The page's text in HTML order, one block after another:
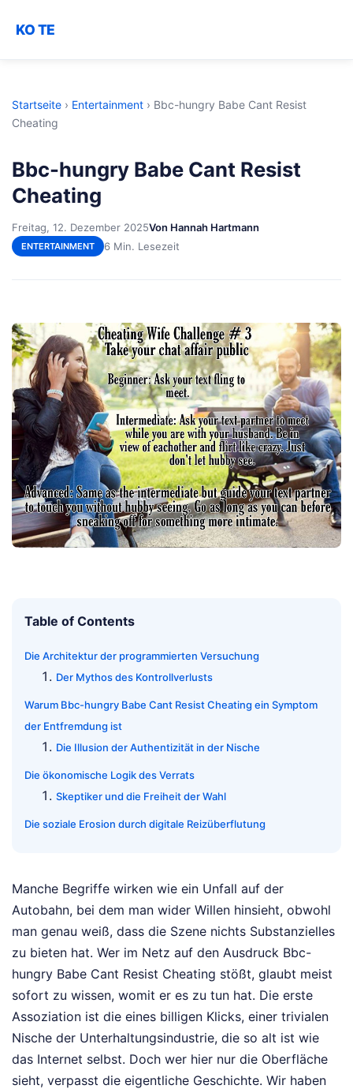
KO TE
Startseite › Entertainment › Bbc-hungry Babe Cant Resist
Cheating
Bbc-hungry Babe Cant Resist
Cheating
Freitag, 12. Dezember 2025Von Hannah Hartmann
ENTERTAINMENT 6 Min. Lesezeit
Table of Contents
Die Architektur der programmierten Versuchung
Der Mythos des Kontrollverlusts
Warum Bbc-hungry Babe Cant Resist Cheating ein Symptom
der Entfremdung ist
Die Illusion der Authentizität in der Nische
Die ökonomische Logik des Verrats
Skeptiker und die Freiheit der Wahl
Die soziale Erosion durch digitale Reizüberflutung
Manche Begriffe wirken wie ein Unfall auf der
Autobahn, bei dem man wider Willen hinsieht, obwohl
man genau weiß, dass die Szene nichts Substanzielles
zu bieten hat. Wer im Netz auf den Ausdruck Bbc-
hungry Babe Cant Resist Cheating stößt, glaubt meist
sofort zu wissen, womit er es zu tun hat. Die erste
Assoziation ist die eines billigen Klicks, einer trivialen
Nische der Unterhaltungsindustrie, die so alt ist wie
das Internet selbst. Doch wer hier nur die Oberfläche
sieht, verpasst die eigentliche Geschichte. Wir haben